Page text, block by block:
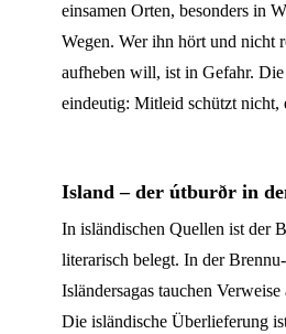
einsamen Orten, besonders in
Wegen. Wer ihn hört und nicht
aufheben will, ist in Gefahr.
eindeutig: Mitleid schützt nicht,
Island – der útburðr in
In isländischen Quellen ist der
literarisch belegt. In der
Isländersagas tauchen
Die isländische Überlieferung